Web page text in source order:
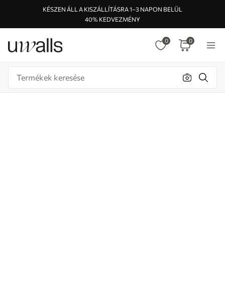
KÉSZEN ÁLL A KISZÁLLÍTÁSRA 1–3 NAPON BELÜL
40% KEDVEZMÉNY
0 0